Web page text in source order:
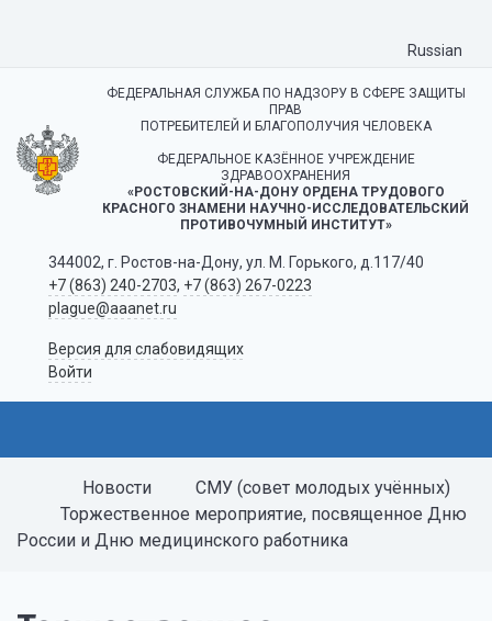
Russian
ФЕДЕРАЛЬНАЯ СЛУЖБА ПО НАДЗОРУ В СФЕРЕ ЗАЩИТЫ
ПРАВ
ПОТРЕБИТЕЛЕЙ И БЛАГОПОЛУЧИЯ ЧЕЛОВЕКА
ФЕДЕРАЛЬНОЕ КАЗЁННОЕ УЧРЕЖДЕНИЕ
ЗДРАВООХРАНЕНИЯ
«РОСТОВСКИЙ-НА-ДОНУ ОРДЕНА ТРУДОВОГО
КРАСНОГО ЗНАМЕНИ НАУЧНО-ИССЛЕДОВАТЕЛЬСКИЙ
ПРОТИВОЧУМНЫЙ ИНСТИТУТ»
344002, г. Ростов-на-Дону, ул. М. Горького, д.117/40
+7 (863) 240-2703, +7 (863) 267-0223
plague@aaanet.ru
Версия для слабовидящих
Войти
Новости
СМУ (совет молодых учённых)
Торжественное мероприятие, посвященное Дню
России и Дню медицинского работника